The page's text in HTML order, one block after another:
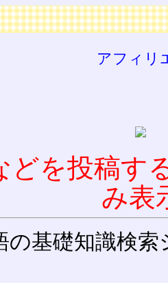
アフィリ
どを投稿す
み表
の基礎知識検索